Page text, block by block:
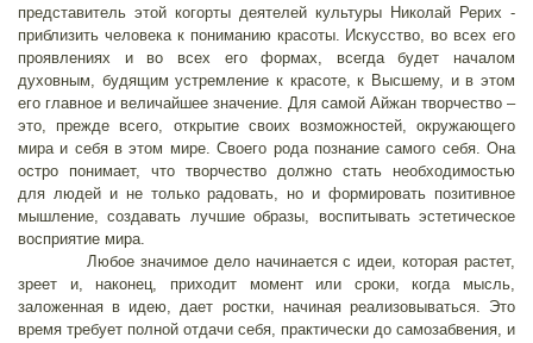
представитель этой когорты деятелей культуры Николай Рерих -
приблизить человека к пониманию красоты. Искусство, во всех его
проявлениях и во всех его формах, всегда будет началом
духовным, будящим устремление к красоте, к Высшему, и в этом
его главное и величайшее значение. Для самой Айжан творчество –
это, прежде всего, открытие своих возможностей, окружающего
мира и себя в этом мире. Своего рода познание самого себя. Она
остро понимает, что творчество должно стать необходимостью
для людей и не только радовать, но и формировать позитивное
мышление, создавать лучшие образы, воспитывать эстетическое
восприятие мира.
Любое значимое дело начинается с идеи, которая растет,
зреет и, наконец, приходит момент или сроки, когда мысль,
заложенная в идею, дает ростки, начиная реализовываться. Это
время требует полной отдачи себя, практически до самозабвения, и